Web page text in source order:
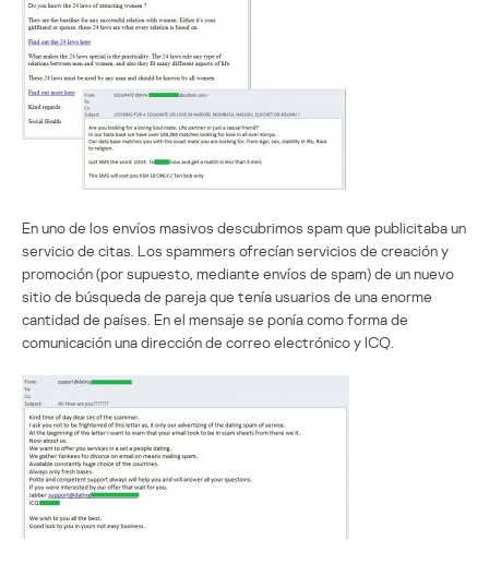
En uno de los envíos masivos descubrimos spam que publicitaba un
servicio de citas. Los spammers ofrecían servicios de creación y
promoción (por supuesto, mediante envíos de spam) de un nuevo
sitio de búsqueda de pareja que tenía usuarios de una enorme
cantidad de países. En el mensaje se ponía como forma de
comunicación una dirección de correo electrónico y ICQ.